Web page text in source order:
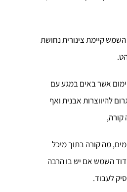
קיימת צינורית נחושת
אשר באים במגע עם
להיווצרות אבנית ואף
קורה,
מה קורה בתוך מיכל
השמש אם יש בו הרבה
לעבוד.